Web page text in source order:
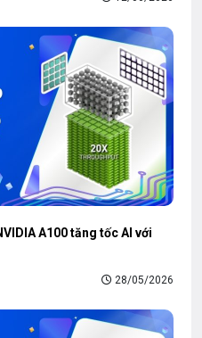
A100 tăng tốc AI với
28/05/2026